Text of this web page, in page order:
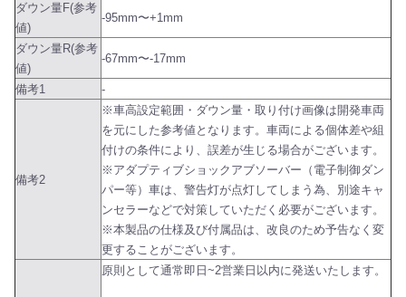
ダウン量F(参考
値)
-95mm〜+1mm
ダウン量R(参考
値)
-67mm〜-17mm
備考1 -
備考2
※車高設定範囲・ダウン量・取り付け画像は開発車両
を元にした参考値となります。車両による個体差や組
付けの条件により、誤差が生じる場合がございます。
※アダプティブショックアブソーバー（電子制御ダン
パー等）車は、警告灯が点灯してしまう為、別途キャ
ンセラーなどで対策していただく必要がございます。
※本製品の仕様及び付属品は、改良のため予告なく変
更することがございます。
原則として通常即日~2営業日以内に発送いたします。